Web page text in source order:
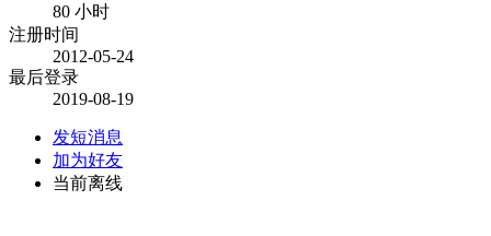
80 小时
注册时间
2012-05-24
最后登录
2019-08-19
发短消息
加为好友
当前离线